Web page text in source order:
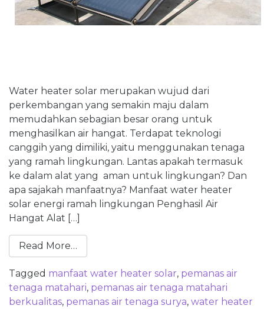
Water heater solar merupakan wujud dari
perkembangan yang semakin maju dalam
memudahkan sebagian besar orang untuk
menghasilkan air hangat. Terdapat teknologi
canggih yang dimiliki, yaitu menggunakan tenaga
yang ramah lingkungan. Lantas apakah termasuk
ke dalam alat yang aman untuk lingkungan? Dan
apa sajakah manfaatnya? Manfaat water heater
solar energi ramah lingkungan Penghasil Air
Hangat Alat […]
Read More…
Tagged manfaat water heater solar, pemanas air
tenaga matahari, pemanas air tenaga matahari
berkualitas, pemanas air tenaga surya, water heater